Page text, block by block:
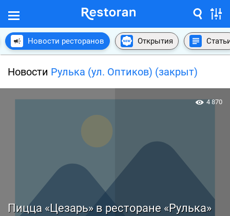
Новости ресторанов Открытия
Новости Рулька (ул. Оптиков) (закрыт)
Пицца «Цезарь» в ресторане «Рулька»
4 870